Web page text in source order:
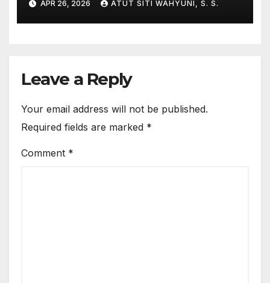
Inggris-Pare
APR 26, 2026 ATUT SITI WAHYUNI, S. S.
Leave a Reply
Your email address will not be published.
Required fields are marked *
Comment *